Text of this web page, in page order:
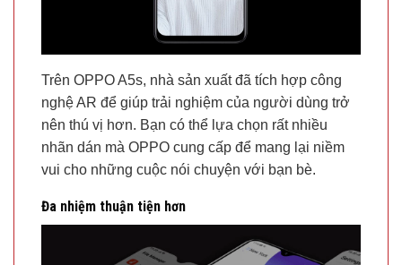
Trên OPPO A5s, nhà sản xuất đã tích hợp công
nghệ AR để giúp trải nghiệm của người dùng trở
nên thú vị hơn. Bạn có thể lựa chọn rất nhiều
nhãn dán mà OPPO cung cấp để mang lại niềm
vui cho những cuộc nói chuyện với bạn bè.
Đa nhiệm thuận tiện hơn